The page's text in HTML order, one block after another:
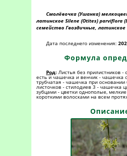
Смолёвочка (Ушанка)
латинское Silene (Otites) parviflora
семейство Гвоздичные, латинское
Дата последнего изменения:
Формула
Род: Листья без прилистников -
есть и чашечка и венчик - чашечка
трубчатая - чашечка при основании
листочков - стилодиев 3 - чашечка
зубцами - цветки однополые,
короткими волосками на всем